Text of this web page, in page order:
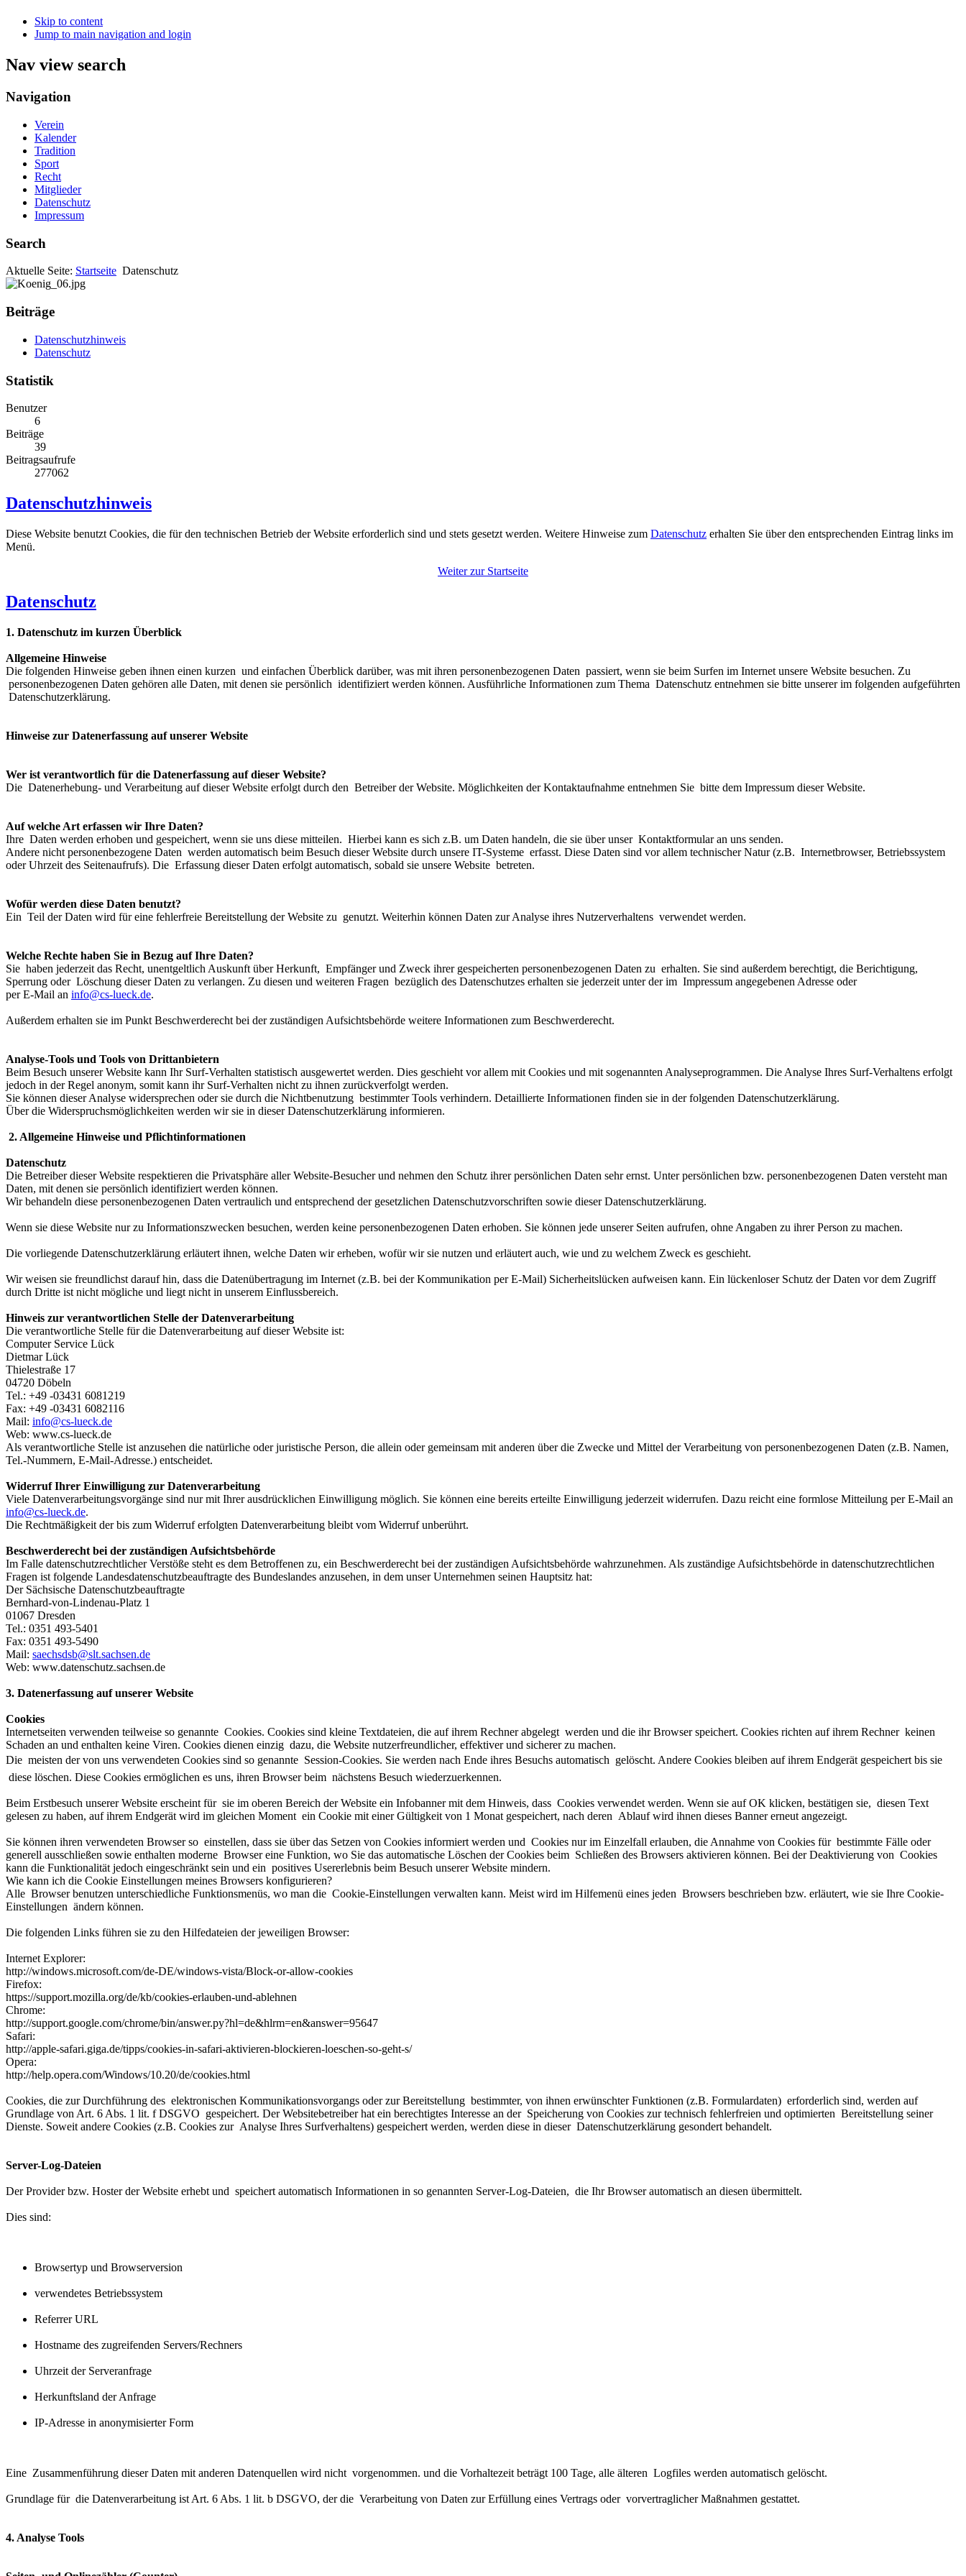
Skip to content
Jump to main navigation and login
Nav view search
Navigation
Verein
Kalender
Tradition
Sport
Recht
Mitglieder
Datenschutz
Impressum
Search
Aktuelle Seite: Startseite Datenschutz
Beiträge
Datenschutzhinweis
Datenschutz
Statistik
Benutzer
6
Beiträge
39
Beitragsaufrufe
277062
Datenschutzhinweis
Diese Website benutzt Cookies, die für den technischen Betrieb der Website erforderlich sind und stets gesetzt werden. Weitere Hinweise zum Datenschutz erhalten Sie über den entsprechenden Eintrag links im
Menü.
Weiter zur Startseite
Datenschutz
1. Datenschutz im kurzen Überblick
Allgemeine Hinweise
Die folgenden Hinweise geben ihnen einen kurzen und einfachen Überblick darüber, was mit ihren personenbezogenen Daten passiert, wenn sie beim Surfen im Internet unsere Website besuchen. Zu
personenbezogenen Daten gehören alle Daten, mit denen sie persönlich identifiziert werden können. Ausführliche Informationen zum Thema Datenschutz entnehmen sie bitte unserer im folgenden aufgeführten
Datenschutzerklärung.
Hinweise zur Datenerfassung auf unserer Website
Wer ist verantwortlich für die Datenerfassung auf dieser Website?
Die Datenerhebung- und Verarbeitung auf dieser Website erfolgt durch den Betreiber der Website. Möglichkeiten der Kontaktaufnahme entnehmen Sie bitte dem Impressum dieser Website.
Auf welche Art erfassen wir Ihre Daten?
Ihre Daten werden erhoben und gespeichert, wenn sie uns diese mitteilen. Hierbei kann es sich z.B. um Daten handeln, die sie über unser Kontaktformular an uns senden.
Andere nicht personenbezogene Daten werden automatisch beim Besuch dieser Website durch unsere IT-Systeme erfasst. Diese Daten sind vor allem technischer Natur (z.B. Internetbrowser, Betriebssystem
oder Uhrzeit des Seitenaufrufs). Die Erfassung dieser Daten erfolgt automatisch, sobald sie unsere Website betreten.
Wofür werden diese Daten benutzt?
Ein Teil der Daten wird für eine fehlerfreie Bereitstellung der Website zu genutzt. Weiterhin können Daten zur Analyse ihres Nutzerverhaltens verwendet werden.
Welche Rechte haben Sie in Bezug auf Ihre Daten?
Sie haben jederzeit das Recht, unentgeltlich Auskunft über Herkunft, Empfänger und Zweck ihrer gespeicherten personenbezogenen Daten zu erhalten. Sie sind außerdem berechtigt, die Berichtigung,
Sperrung oder Löschung dieser Daten zu verlangen. Zu diesen und weiteren Fragen bezüglich des Datenschutzes erhalten sie jederzeit unter der im Impressum angegebenen Adresse oder
per E-Mail an info@cs-lueck.de.
Außerdem erhalten sie im Punkt Beschwerderecht bei der zuständigen Aufsichtsbehörde weitere Informationen zum Beschwerderecht.
Analyse-Tools und Tools von Drittanbietern
Beim Besuch unserer Website kann Ihr Surf-Verhalten statistisch ausgewertet werden. Dies geschieht vor allem mit Cookies und mit sogenannten Analyseprogrammen. Die Analyse Ihres Surf-Verhaltens erfolgt
jedoch in der Regel anonym, somit kann ihr Surf-Verhalten nicht zu ihnen zurückverfolgt werden.
Sie können dieser Analyse widersprechen oder sie durch die Nichtbenutzung bestimmter Tools verhindern. Detaillierte Informationen finden sie in der folgenden Datenschutzerklärung.
Über die Widerspruchsmöglichkeiten werden wir sie in dieser Datenschutzerklärung informieren.
2. Allgemeine Hinweise und Pflichtinformationen
Datenschutz
Die Betreiber dieser Website respektieren die Privatsphäre aller Website-Besucher und nehmen den Schutz ihrer persönlichen Daten sehr ernst. Unter persönlichen bzw. personenbezogenen Daten versteht man
Daten, mit denen sie persönlich identifiziert werden können.
Wir behandeln diese personenbezogenen Daten vertraulich und entsprechend der gesetzlichen Datenschutzvorschriften sowie dieser Datenschutzerklärung.
Wenn sie diese Website nur zu Informationszwecken besuchen, werden keine personenbezogenen Daten erhoben. Sie können jede unserer Seiten aufrufen, ohne Angaben zu ihrer Person zu machen.
Die vorliegende Datenschutzerklärung erläutert ihnen, welche Daten wir erheben, wofür wir sie nutzen und erläutert auch, wie und zu welchem Zweck es geschieht.
Wir weisen sie freundlichst darauf hin, dass die Datenübertragung im Internet (z.B. bei der Kommunikation per E-Mail) Sicherheitslücken aufweisen kann. Ein lückenloser Schutz der Daten vor dem Zugriff
durch Dritte ist nicht mögliche und liegt nicht in unserem Einflussbereich.
Hinweis zur verantwortlichen Stelle der Datenverarbeitung
Die verantwortliche Stelle für die Datenverarbeitung auf dieser Website ist:
Computer Service Lück
Dietmar Lück
Thielestraße 17
04720 Döbeln
Tel.: +49 -03431 6081219
Fax: +49 -03431 6082116
Mail: info@cs-lueck.de
Web: www.cs-lueck.de
Als verantwortliche Stelle ist anzusehen die natürliche oder juristische Person, die allein oder gemeinsam mit anderen über die Zwecke und Mittel der Verarbeitung von personenbezogenen Daten (z.B. Namen,
Tel.-Nummern, E-Mail-Adresse.) entscheidet.
Widerruf Ihrer Einwilligung zur Datenverarbeitung
Viele Datenverarbeitungsvorgänge sind nur mit Ihrer ausdrücklichen Einwilligung möglich. Sie können eine bereits erteilte Einwilligung jederzeit widerrufen. Dazu reicht eine formlose Mitteilung per E-Mail an
info@cs-lueck.de.
Die Rechtmäßigkeit der bis zum Widerruf erfolgten Datenverarbeitung bleibt vom Widerruf unberührt.
Beschwerderecht bei der zuständigen Aufsichtsbehörde
Im Falle datenschutzrechtlicher Verstöße steht es dem Betroffenen zu, ein Beschwerderecht bei der zuständigen Aufsichtsbehörde wahrzunehmen. Als zuständige Aufsichtsbehörde in datenschutzrechtlichen
Fragen ist folgende Landesdatenschutzbeauftragte des Bundeslandes anzusehen, in dem unser Unternehmen seinen Hauptsitz hat:
Der Sächsische Datenschutzbeauftragte
Bernhard-von-Lindenau-Platz 1
01067 Dresden
Tel.: 0351 493-5401
Fax: 0351 493-5490
Mail: saechsdsb@slt.sachsen.de
Web: www.datenschutz.sachsen.de
3. Datenerfassung auf unserer Website
Cookies
Internetseiten verwenden teilweise so genannte Cookies. Cookies sind kleine Textdateien, die auf ihrem Rechner abgelegt werden und die ihr Browser speichert. Cookies richten auf ihrem Rechner keinen
Schaden an und enthalten keine Viren. Cookies dienen einzig dazu, die Website nutzerfreundlicher, effektiver und sicherer zu machen.
Die meisten der von uns verwendeten Cookies sind so genannte Session-Cookies. Sie werden nach Ende ihres Besuchs automatisch gelöscht. Andere Cookies bleiben auf ihrem Endgerät gespeichert bis sie
diese löschen. Diese Cookies ermöglichen es uns, ihren Browser beim nächstens Besuch wiederzuerkennen.
Beim Erstbesuch unserer Website erscheint für sie im oberen Bereich der Website ein Infobanner mit dem Hinweis, dass Cookies verwendet werden. Wenn sie auf OK klicken, bestätigen sie, diesen Text
gelesen zu haben, auf ihrem Endgerät wird im gleichen Moment ein Cookie mit einer Gültigkeit von 1 Monat gespeichert, nach deren Ablauf wird ihnen dieses Banner erneut angezeigt.
Sie können ihren verwendeten Browser so einstellen, dass sie über das Setzen von Cookies informiert werden und Cookies nur im Einzelfall erlauben, die Annahme von Cookies für bestimmte Fälle oder
generell ausschließen sowie enthalten moderne Browser eine Funktion, wo Sie das automatische Löschen der Cookies beim Schließen des Browsers aktivieren können. Bei der Deaktivierung von Cookies
kann die Funktionalität jedoch eingeschränkt sein und ein positives Usererlebnis beim Besuch unserer Website mindern.
Wie kann ich die Cookie Einstellungen meines Browsers konfigurieren?
Alle Browser benutzen unterschiedliche Funktionsmenüs, wo man die Cookie-Einstellungen verwalten kann. Meist wird im Hilfemenü eines jeden Browsers beschrieben bzw. erläutert, wie sie Ihre Cookie-
Einstellungen ändern können.
Die folgenden Links führen sie zu den Hilfedateien der jeweiligen Browser:
Internet Explorer:
http://windows.microsoft.com/de-DE/windows-vista/Block-or-allow-cookies
Firefox:
https://support.mozilla.org/de/kb/cookies-erlauben-und-ablehnen
Chrome:
http://support.google.com/chrome/bin/answer.py?hl=de&hlrm=en&answer=95647
Safari:
http://apple-safari.giga.de/tipps/cookies-in-safari-aktivieren-blockieren-loeschen-so-geht-s/
Opera:
http://help.opera.com/Windows/10.20/de/cookies.html
Cookies, die zur Durchführung des elektronischen Kommunikationsvorgangs oder zur Bereitstellung bestimmter, von ihnen erwünschter Funktionen (z.B. Formulardaten) erforderlich sind, werden auf
Grundlage von Art. 6 Abs. 1 lit. f DSGVO gespeichert. Der Websitebetreiber hat ein berechtigtes Interesse an der Speicherung von Cookies zur technisch fehlerfreien und optimierten Bereitstellung seiner
Dienste. Soweit andere Cookies (z.B. Cookies zur Analyse Ihres Surfverhaltens) gespeichert werden, werden diese in dieser Datenschutzerklärung gesondert behandelt.
Server-Log-Dateien
Der Provider bzw. Hoster der Website erhebt und speichert automatisch Informationen in so genannten Server-Log-Dateien, die Ihr Browser automatisch an diesen übermittelt.
Dies sind:
Browsertyp und Browserversion
verwendetes Betriebssystem
Referrer URL
Hostname des zugreifenden Servers/Rechners
Uhrzeit der Serveranfrage
Herkunftsland der Anfrage
IP-Adresse in anonymisierter Form
Eine Zusammenführung dieser Daten mit anderen Datenquellen wird nicht vorgenommen. und die Vorhaltezeit beträgt 100 Tage, alle älteren Logfiles werden automatisch gelöscht.
Grundlage für die Datenverarbeitung ist Art. 6 Abs. 1 lit. b DSGVO, der die Verarbeitung von Daten zur Erfüllung eines Vertrags oder vorvertraglicher Maßnahmen gestattet.
4. Analyse Tools